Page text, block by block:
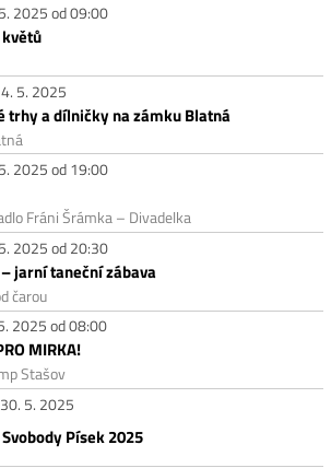
2025 od 09:00
5. 2025
trhy a dílničky na zámku Blatná
2025 od 19:00
Fráni Šrámka – Divadelka
2025 od 20:30
jarní taneční zábava
čarou
2025 od 08:00
MIRKA!
Stašov
5. 2025
Písek 2025